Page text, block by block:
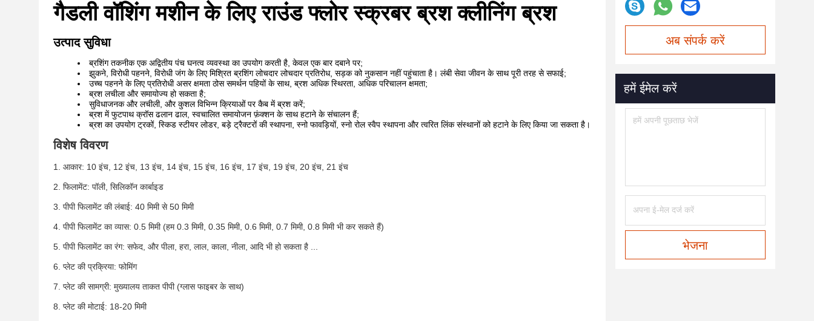
गैडली वॉशिंग मशीन के लिए राउंड फ्लोर स्क्रबर ब्रश क्लीनिंग ब्रश
उत्पाद सुविधा
ब्रशिंग तकनीक एक अद्वितीय पंच घनत्व व्यवस्था का उपयोग करती है, केवल एक बार दबाने पर;
झुकने, विरोधी पहनने, विरोधी जंग के लिए मिश्रित ब्रशिंग लोचदार लोचदार प्रतिरोध, सड़क को नुकसान नहीं पहुंचाता है। लंबी सेवा जीवन के साथ पूरी तरह से सफाई;
उच्च पहनने के लिए प्रतिरोधी असर क्षमता ठोस समर्थन पहियों के साथ, ब्रश अधिक स्थिरता, अधिक परिचालन क्षमता;
ब्रश लचीला और समायोज्य हो सकता है;
सुविधाजनक और लचीली, और कुशल विभिन्न क्रियाओं पर कैब में ब्रश करें;
ब्रश में फुटपाथ क्रॉस ढलान ढाल, स्वचालित समायोजन फ़ंक्शन के साथ हटाने के संचालन हैं;
ब्रश का उपयोग ट्रकों, स्किड स्टीयर लोडर, बड़े ट्रैक्टरों की स्थापना, स्नो फावड़ियों, स्नो रोल स्वैप स्थापना और त्वरित लिंक संस्थानों को हटाने के लिए किया जा सकता है।
विशेष विवरण
1. आकार: 10 इंच, 12 इंच, 13 इंच, 14 इंच, 15 इंच, 16 इंच, 17 इंच, 19 इंच, 20 इंच, 21 इंच
2. फिलामेंट: पॉली, सिलिकॉन कार्बाइड
3. पीपी फिलामेंट की लंबाई: 40 मिमी से 50 मिमी
4. पीपी फिलामेंट का व्यास: 0.5 मिमी (हम 0.3 मिमी, 0.35 मिमी, 0.6 मिमी, 0.7 मिमी, 0.8 मिमी भी कर सकते हैं)
5. पीपी फिलामेंट का रंग: सफेद, और पीला, हरा, लाल, काला, नीला, आदि भी हो सकता है ...
6. प्लेट की प्रक्रिया: फोमिंग
7. प्लेट की सामग्री: मुख्यालय ताकत पीपी (ग्लास फाइबर के साथ)
8. प्लेट की मोटाई: 18-20 मिमी
अब संपर्क करें
हमें ईमेल करें
भेजना